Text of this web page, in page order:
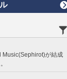
Music(Sephirot)が結成